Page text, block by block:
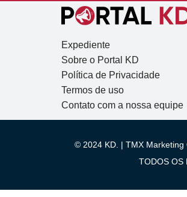
Expediente
Sobre o Portal KD
Política de Privacidade
Termos de uso
Contato com a nossa equipe
© 2024 KD. | TMX Marketing
TODOS OS